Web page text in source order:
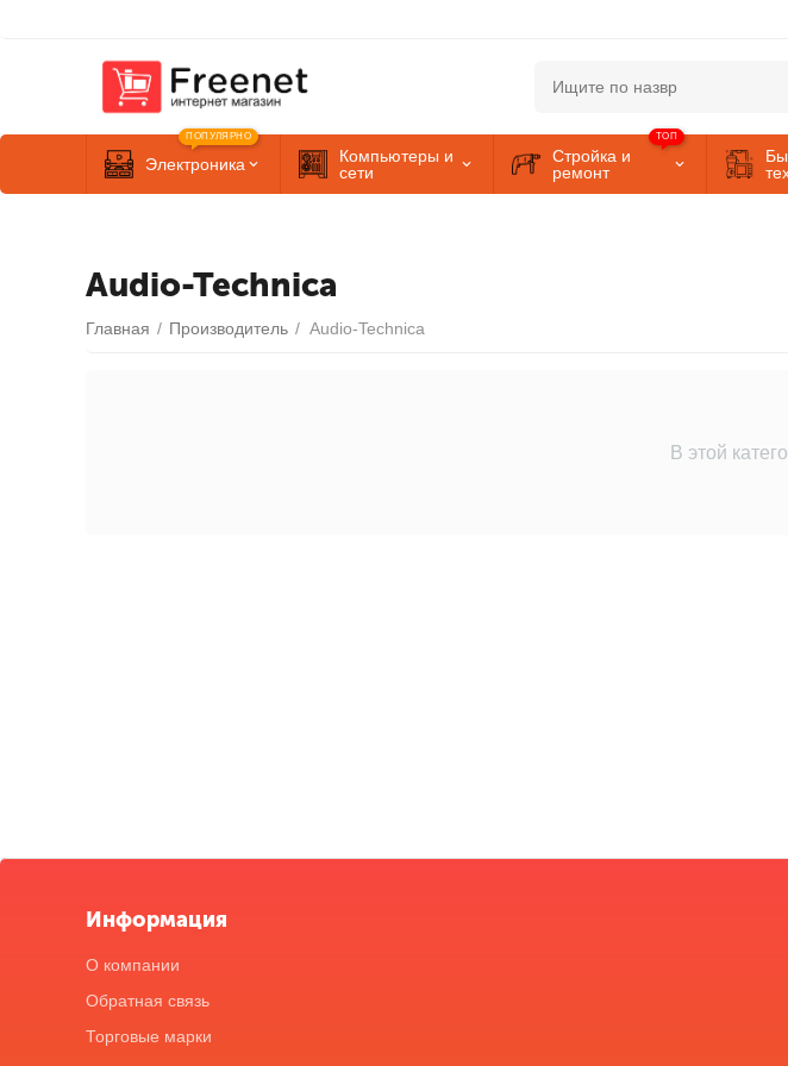
Электроника
ПОПУЛЯРНО
Компьютеры и
сети
Стройка и
ремонт
ТОП
Audio-Technica
Главная / Производитель / Audio-Technica
В этой
Информация
О компании
Обратная связь
Торговые марки